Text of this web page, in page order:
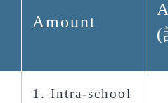
Amount
(
1. Intra-school